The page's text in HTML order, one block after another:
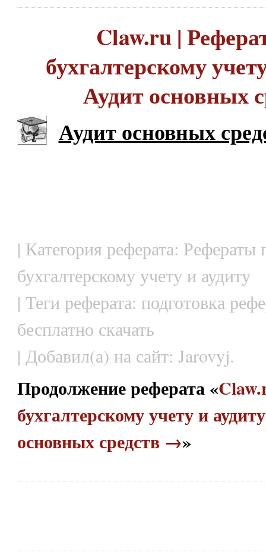
Claw.ru |
бухгалтерскому
Аудит основных
Аудит основных
| Категория реферата: Рефераты
бухгалтерскому учету и аудиту
| Теги реферата: подготовка
бесплатно скачать
| Добавил(а) на сайт: Jarovyj.
Продолжение реферата «
бухгалтерскому учету и
основных средств →»